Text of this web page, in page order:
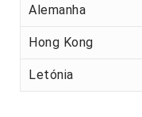
Alemanha
Hong Kong
Letónia